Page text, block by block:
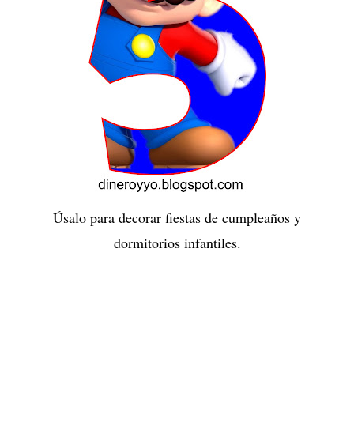
Úsalo para decorar fiestas de cumpleaños y
dormitorios infantiles.